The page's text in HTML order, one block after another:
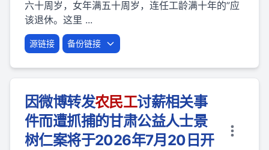
六十周岁，女年满五十周岁，连任工龄满十年的”应
该退休。这里 ...
源链接 备份链接
因微博转发农民工讨薪相关事
件而遭抓捕的甘肃公益人士景
树仁案将于2026年7月20日开